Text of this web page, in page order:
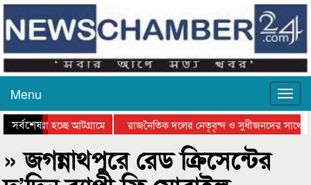
Menu
সর্বশেষ
যাওয়া হচ্ছে আটগ্রামে
রাজনৈতিক দলের নেতৃবৃন্দ ও সুধীজনদের সাথে
সিলেটে বাংলাদেশ গ্রুপ থিয়েটার ফেডারেশানের
» জগন্নাথপুরে রেড ক্রিসেন্টের